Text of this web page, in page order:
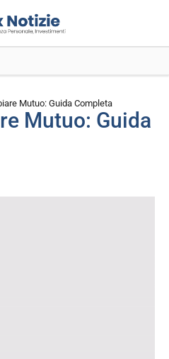
Mutuo: Guida Completa
Mutuo: Guida